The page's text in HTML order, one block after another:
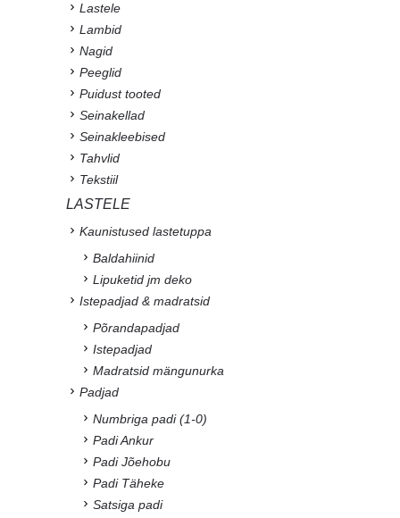
Lastele
Lambid
Nagid
Peeglid
Puidust tooted
Seinakellad
Seinakleebised
Tahvlid
Tekstiil
LASTELE
Kaunistused lastetuppa
Baldahiinid
Lipuketid jm deko
Istepadjad & madratsid
Põrandapadjad
Istepadjad
Madratsid mängunurka
Padjad
Numbriga padi (1-0)
Padi Ankur
Padi Jõehobu
Padi Täheke
Satsiga padi